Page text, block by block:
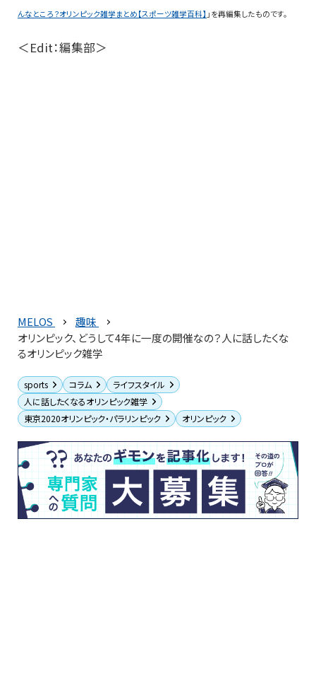
んなところ？オリンピック雑学まとめ【スポーツ雑学百科】 」を再編集したものです。
＜Edit：編集部＞
MELOS
趣味
オリンピック、どうして4年に一度の開催なの？人に話したくな
るオリンピック雑学
sports コラム
ライフスタイル
人に話したくなるオリンピック雑学
東京2020オリンピック・パラリンピック
オリンピック